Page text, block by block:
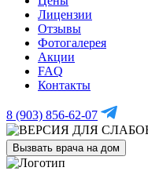
Лицензии
Отзывы
Фотогалерея
Акции
FAQ
Контакты
8 (903) 856-62-07
Вызвать врача на дом